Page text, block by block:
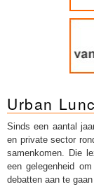
Urban
Sinds een aantal
en private sector
samenkomen. Die
een gelegenheid
debatten aan te